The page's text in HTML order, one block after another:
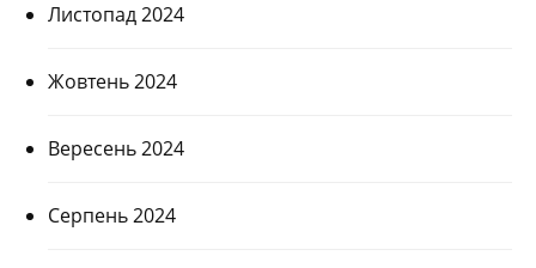
Листопад 2024
Жовтень 2024
Вересень 2024
Серпень 2024